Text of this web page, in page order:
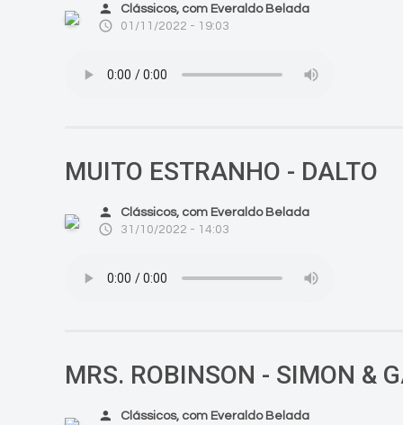
person Clássicos, com Everaldo Belada
access_time 01/11/2022 - 19:03
MUITO ESTRANHO - DALTO
person Clássicos, com Everaldo Belada
access_time 31/10/2022 - 14:03
MRS. ROBINSON - SIMON &
person Clássicos, com Everaldo Belada